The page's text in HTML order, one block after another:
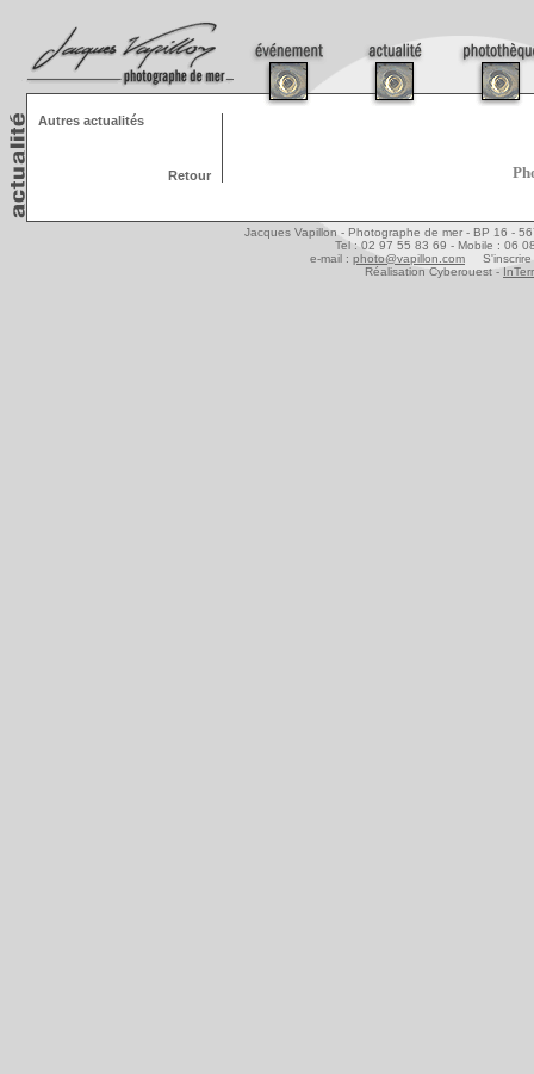
Autres actualités
Retour
Jacques Vapillon - Photographe de mer - BP 16 -
Tel : 02 97 55 83 69 - Mobile : 06
e-mail : photo@vapillon.com S'inscrire
Réalisation Cyberouest -